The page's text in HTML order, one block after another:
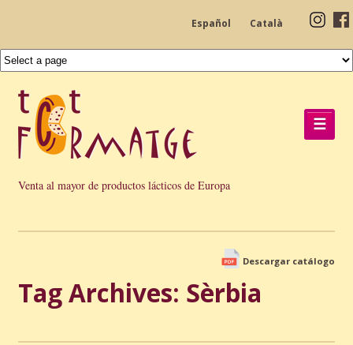
Español Català
Venta al mayor de productos lácticos de Europa
☰
Descargar catálogo
Tag Archives: Sèrbia